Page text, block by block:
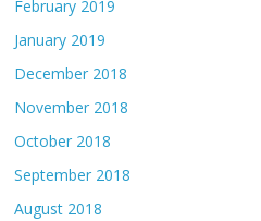
February 2019
January 2019
December 2018
November 2018
October 2018
September 2018
August 2018